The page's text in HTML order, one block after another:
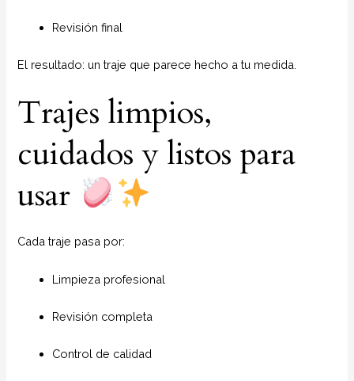
Revisión final
El resultado: un traje que parece hecho a tu medida.
Trajes limpios,
cuidados y listos para
usar
Cada traje pasa por:
Limpieza profesional
Revisión completa
Control de calidad